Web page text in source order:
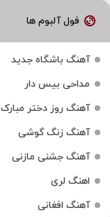
فول آلبوم ها
آهنگ باشگاه جدید
مداحی بیس دار
آهنگ روز دختر مبارک
آهنگ زنگ گوشی
آهنگ جشنی مازنی
اهنگ لری
آهنگ افغانی